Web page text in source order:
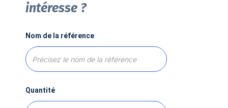
intéresse ?
Nom de la référence
Quantité